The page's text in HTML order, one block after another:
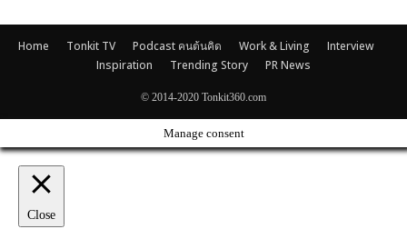
Home Tonkit TV Podcast คนต้นคิด Work & Living
Interview
Inspiration
Trending Story PR News
© 2014-2020 Tonkit360.com
Manage consent
Close